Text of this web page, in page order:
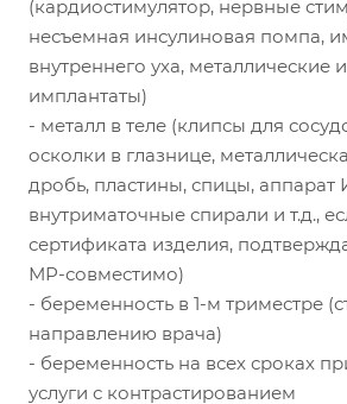
(кардиостимулятор, нервные
несъемная инсулиновая помпа,
внутреннего уха, металлические
имплантаты)
- металл в теле (клипсы для
осколки в глазнице,
дробь, пластины, спицы, аппарат
внутриматочные спирали и т.д.,
сертификата изделия,
МР-совместимо)
- беременность в 1-м триместре
направлению врача)
- беременность на всех сроках
услуги с контрастированием